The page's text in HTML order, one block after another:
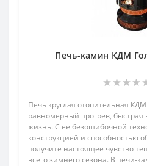
Печь-камин КДМ
Печь круглая отопительная
равномерный прогрев, быстрая
жизнь. С ее безошибочной
конструкцией и способностью
получите настоящее чувство
всего зимнего сезона. В печи-